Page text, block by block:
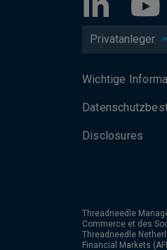
Privatanleger
Wichtige
Disclosures
Threadneedle
Commerce et des
Threadneedle
Financial Markets